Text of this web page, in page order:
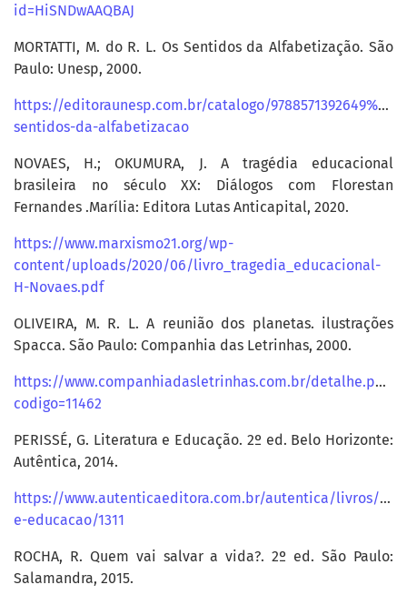
id=HiSNDwAAQBAJ
MORTATTI, M. do R. L. Os Sentidos da Alfabetização. São
Paulo: Unesp, 2000.
https://editoraunesp.com.br/catalogo/
sentidos-da-alfabetizacao
NOVAES, H.; OKUMURA, J. A tragédia educacional
brasileira no século XX: Diálogos com Florestan
Fernandes .Marília: Editora Lutas Anticapital, 2020.
https://www.marxismo21.org/wp-
content/uploads/2020/06/livro_tragedia_educacional-
H-Novaes.pdf
OLIVEIRA, M. R. L. A reunião dos planetas. ilustrações
Spacca. São Paulo: Companhia das Letrinhas, 2000.
https://www.companhiadasletrinhas.com.br/detalhe.php?
codigo=11462
PERISSÉ, G. Literatura e Educação. 2º ed. Belo Horizonte:
Autêntica, 2014.
https://www.autenticaeditora.com.br/autentica/livros/
e-educacao/1311
ROCHA, R. Quem vai salvar a vida?. 2º ed. São Paulo:
Salamandra, 2015.